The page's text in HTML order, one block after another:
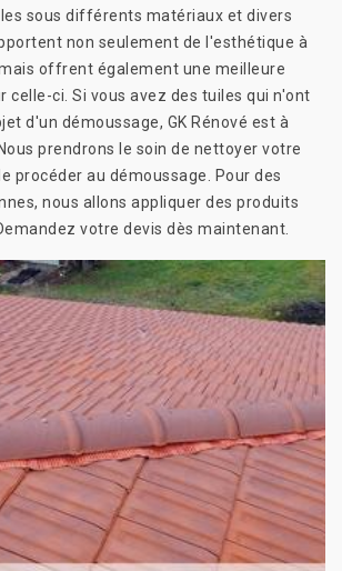
sous différents matériaux et divers
non seulement de l'esthétique à
offrent également une meilleure
celle-ci. Si vous avez des tuiles qui n'ont
d'un démoussage, GK Rénové est à
prendrons le soin de nettoyer votre
procéder au démoussage. Pour des
nous allons appliquer des produits
votre devis dès maintenant.